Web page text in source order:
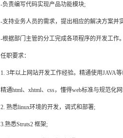
-负责编写代码实现产品功能模块;
-支持业务人员的需求，提出相应的解决方案并
-根据部门主管的分工完成各项程序的开发工作。
任职要求：
1. 3年以上网站开发工作经验。精通使用JAVA
精通html、xhtml、css，懂得web标准与规范化
2. 熟悉linux环境的开发，调式和部署;
3.熟悉Struts2 框架;